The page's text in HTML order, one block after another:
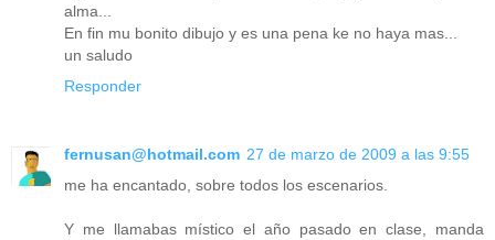
alma...
En fin mu bonito dibujo y es una pena ke no haya mas...
un saludo
Responder
fernusan@hotmail.com 27 de marzo de 2009 a las 9:55
me ha encantado, sobre todos los escenarios.
Y me llamabas místico el año pasado en clase, manda